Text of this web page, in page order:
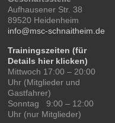
Aufhausener Str. 38
89520 Heidenheim
info@msc-schnaitheim.de
Trainingszeiten (für
Details hier klicken)
Mittwoch 17:00 – 20:00
Uhr (Mitglieder und
Gastfahrer)
Sonntag 9:00 – 12:00
Uhr (nur Mitglieder)